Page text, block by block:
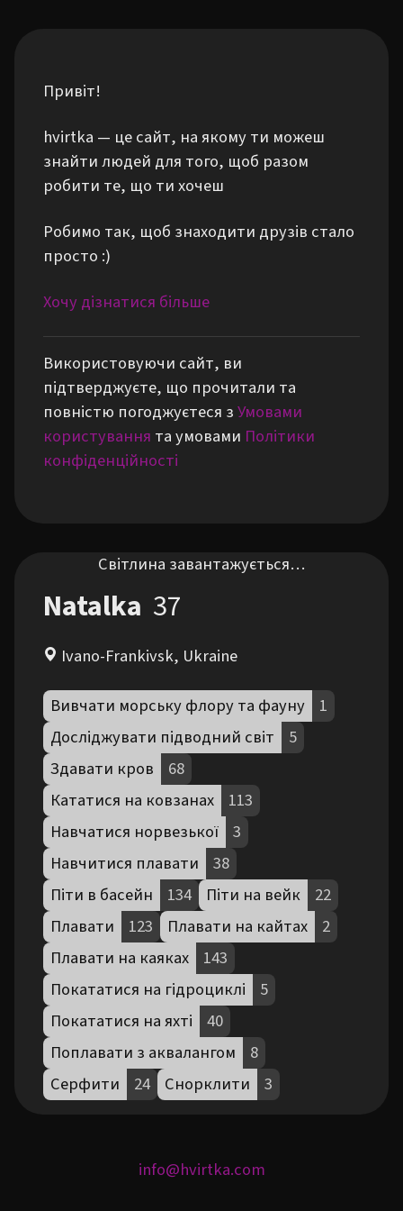
Привіт!
hvirtka — це сайт, на якому ти можеш
знайти людей для того, щоб разом
робити те, що ти хочеш
Робимо так, щоб знаходити друзів стало
просто :)
Хочу дізнатися більше
Використовуючи сайт, ви
підтверджуєте, що прочитали та
повністю погоджуєтеся зУмовами
користування та умовами Політики
конфіденційності
Світлина завантажується…
Natalka 37
Ivano-Frankivsk, Ukraine
Вивчати морську флору та фауну
1
Досліджувати підводний світ
5
Здавати кров
68
Кататися на ковзанах
113
Навчатися норвезької
3
Навчитися плавати
38
Піти в басейн
134 Піти на вейк
22
Плавати
123 Плавати на кайтах
2
Плавати на каяках
143
Покататися на гідроциклі
5
Покататися на яхті
40
Поплавати з аквалангом
8
Серфити
24 Снорклити 3
info@hvirtka.com